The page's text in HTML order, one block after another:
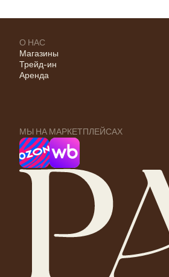
О НАС
Магазины
Трейд-ин
Аренда
МЫ НА МАРКЕТПЛЕЙСАХ